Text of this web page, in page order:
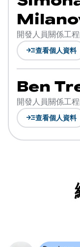
開發人員關係工
read_more查看個人資料
Ben
開發人員關係工
read_more查看個人資料